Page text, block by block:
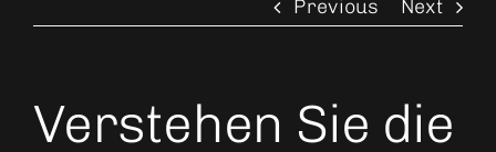
Verein
Previous Next
Verstehen Sie die